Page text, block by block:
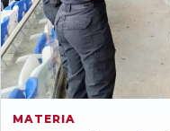
MATERIA